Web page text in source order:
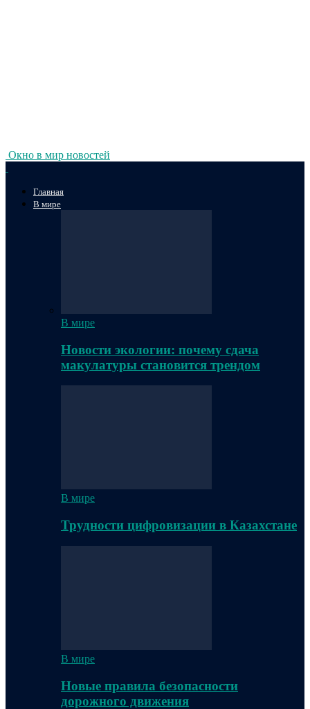
Окно в мир новостей
Главная
В мире
В мире
Новости экологии: почему сдача
макулатуры становится трендом
В мире
Трудности цифровизации в Казахстане
В мире
Новые правила безопасности
дорожного движения